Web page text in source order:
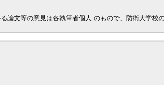
論文等の意見は各執筆者個人 のもので、防衛大学校